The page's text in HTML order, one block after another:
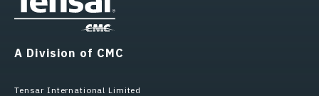
A Division of CMC
Tensar International Limited